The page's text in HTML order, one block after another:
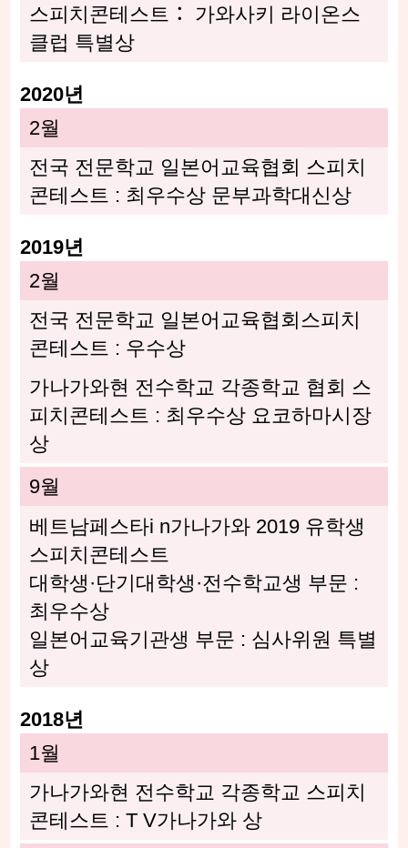
스피치콘테스트： 가와사키 라이온스
클럽 특별상
2020년
2월
전국 전문학교 일본어교육협회 스피치
콘테스트 : 최우수상 문부과학대신상
2019년
2월
전국 전문학교 일본어교육협회스피치
콘테스트 : 우수상
가나가와현 전수학교 각종학교 협회 스
피치콘테스트 : 최우수상 요코하마시장
상
9월
베트남페스타i n가나가와 2019 유학생
스피치콘테스트
대학생·단기대학생·전수학교생 부문 :
최우수상
일본어교육기관생 부문 : 심사위원 특별
상
2018년
1월
가나가와현 전수학교 각종학교 스피치
콘테스트 : T V가나가와 상